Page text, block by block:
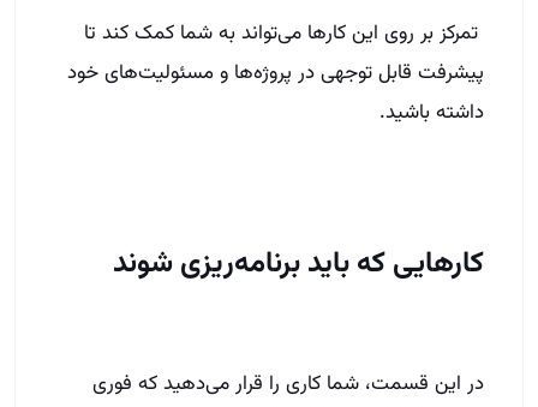
تمرکز بر روی این کارها می‌تواند به شما کمک کند تا
پیشرفت قابل توجهی در پروژه‌ها و مسئولیت‌های خود
داشته باشید.
کارهایی که باید برنامه‌ریزی شوند
در این قسمت، شما کاری را قرار می‌دهید که فوری